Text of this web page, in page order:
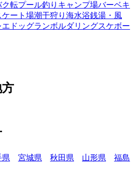
ク転プール釣り キャンプ場バーベキ
ケート場潮干狩り 海水浴銭湯・風
エ ドッグランボルダリングスケボー
県 宮城県 秋田県 山形県
福島